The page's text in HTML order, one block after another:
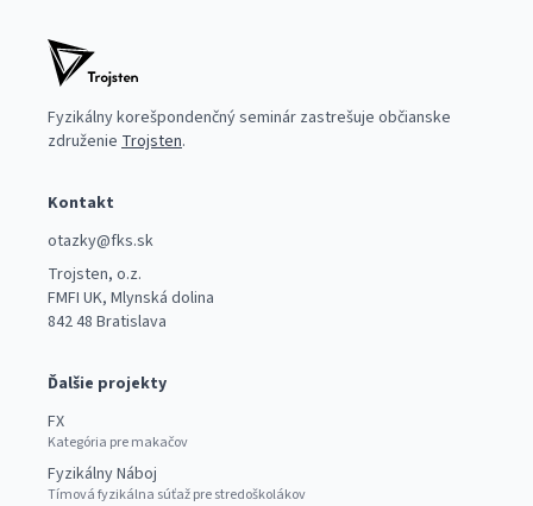
Fyzikálny korešpondenčný seminár zastrešuje občianske
združenie Trojsten.
Kontakt
otazky@fks.sk
Trojsten, o.z.
FMFI UK, Mlynská dolina
842 48 Bratislava
Ďalšie projekty
FX
Kategória pre makačov
Fyzikálny Náboj
Tímová fyzikálna súťaž pre stredoškolákov